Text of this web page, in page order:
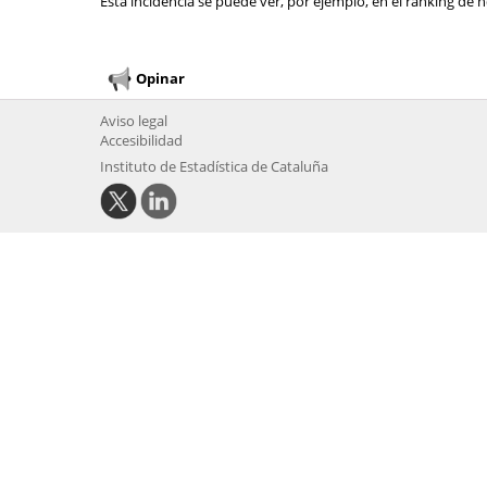
Opinar
Aviso legal
Accesibilidad
Instituto de Estadística de Cataluña